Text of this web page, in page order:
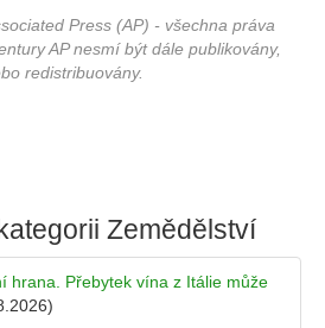
Press (AP) - všechna práva
AP nesmí být dále publikovány,
redistribuovány.
Zemědělství
hrana. Přebytek vína z Itálie může